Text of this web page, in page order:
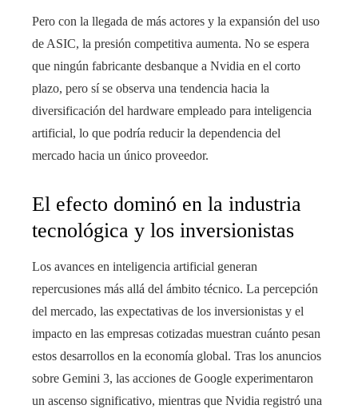
Pero con la llegada de más actores y la expansión del uso
de ASIC, la presión competitiva aumenta. No se espera
que ningún fabricante desbanque a Nvidia en el corto
plazo, pero sí se observa una tendencia hacia la
diversificación del hardware empleado para inteligencia
artificial, lo que podría reducir la dependencia del
mercado hacia un único proveedor.
El efecto dominó en la industria
tecnológica y los inversionistas
Los avances en inteligencia artificial generan
repercusiones más allá del ámbito técnico. La percepción
del mercado, las expectativas de los inversionistas y el
impacto en las empresas cotizadas muestran cuánto pesan
estos desarrollos en la economía global. Tras los anuncios
sobre Gemini 3, las acciones de Google experimentaron
un ascenso significativo, mientras que Nvidia registró una